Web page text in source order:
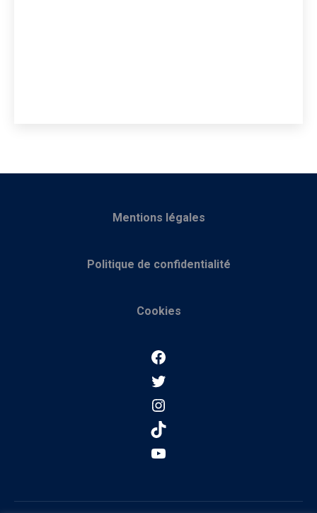
Mentions légales
Politique de confidentialité
Cookies
Facebook
Twitter
Instagram
TikTok
YouTube